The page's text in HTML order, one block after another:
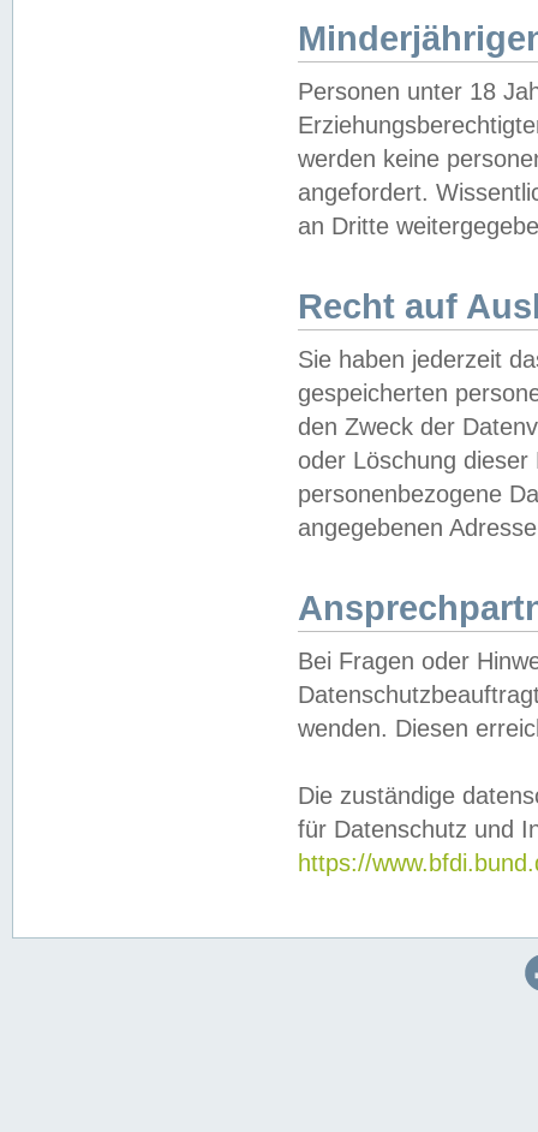
Personen unter 18
werden keine
angefordert.
an Dritte
Recht auf
Sie haben jederzeit
gespeicherten
den Zweck der
oder Löschung
personenbezogene
angegebenen
Bei Fragen oder
wenden. Diesen
Die zuständige
für Datenschutz und
https://